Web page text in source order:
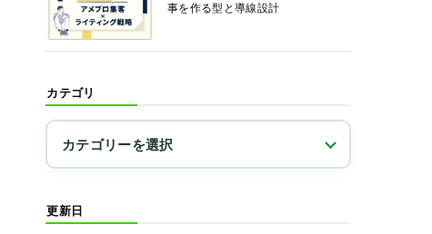
事を作る型と導線設計
カテゴリ
更新日